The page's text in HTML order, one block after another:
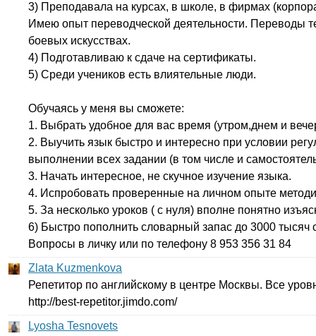
3) Преподавала на курсах, в школе, в фирмах
Имею опыт переводческой деятельности. Переводы
боевых искусствах.
4) Подготавливаю к сдаче на сертификаты.
5) Среди учеников есть влиятельные люди.
Обучаясь у меня вы сможете:
1. Выбрать удобное для вас время (утром,днем и
2. Выучить язык быстро и интересно при условии
выполнении всех задании (в том числе и
3. Начать интересное, не скучное изучение языка.
4. Испробовать проверенные на личном опыте
5. За несколько уроков ( с нуля) вполне понятно
6) Быстро пополнить словарный запас до 3000 тысяч
Вопросы в личку или по телефону 8 953 356 31 84
Zlata Kuzmenkova
Репетитор по английскому в центре Москвы. Все
http://best-repetitor.jimdo.com/
Lyosha Tesnovets